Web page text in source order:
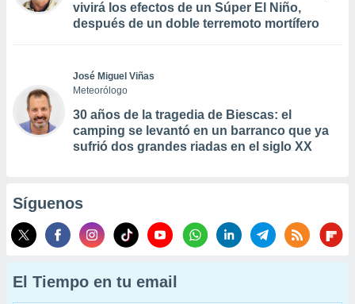
vivirá los efectos de un Súper El Niño,
después de un doble terremoto mortífero
José Miguel Viñas
Meteorólogo
30 años de la tragedia de Biescas: el
camping se levantó en un barranco que ya
sufrió dos grandes riadas en el siglo XX
Síguenos
El Tiempo en tu email